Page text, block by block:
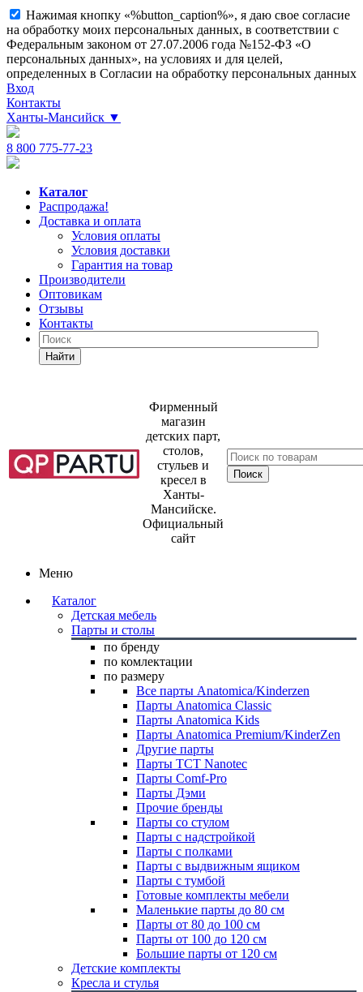
Нажимая кнопку «%button_caption%», я даю свое согласие
на обработку моих персональных данных, в соответствии с
Федеральным законом от 27.07.2006 года №152-ФЗ «О
персональных данных», на условиях и для целей,
определенных в Согласии на обработку персональных данных
Вход
Контакты
Ханты-Мансийск ▼
8 800 775-77-23
Каталог
Распродажа!
Доставка и оплата
Условия оплаты
Условия доставки
Гарантия на товар
Производители
Оптовикам
Отзывы
Контакты
Найти
Фирменный
магазин
детских парт,
столов,
стульев и
кресел в
Ханты-
Мансийске.
Официальный
сайт
Меню
Каталог
Детская мебель
Парты и столы
по бренду
по комлектации
по размеру
Все парты Anatomica/Kinderzen
Парты Anatomica Classic
Парты Anatomica Kids
Парты Anatomica Premium/KinderZen
Другие парты
Парты TCT Nanotec
Парты Comf-Pro
Парты Дэми
Прочие бренды
Парты со стулом
Парты с надстройкой
Парты с полками
Парты с выдвижным ящиком
Парты с тумбой
Готовые комплекты мебели
Маленькие парты до 80 см
Парты от 80 до 100 см
Парты от 100 до 120 см
Большие парты от 120 см
Детские комплекты
Кресла и стулья